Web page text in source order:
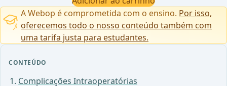
CONTEÚDO
Complicações Intraoperatórias
A Webop é comprometida com o ensino. Por isso,
oferecemos todo o nosso conteúdo também com
uma tarifa justa para estudantes.